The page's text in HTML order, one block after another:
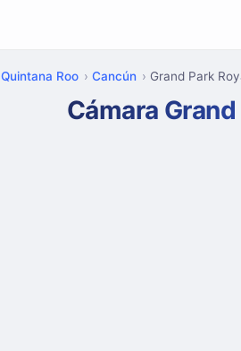
Quintana Roo Cancún Grand Park
Cámara